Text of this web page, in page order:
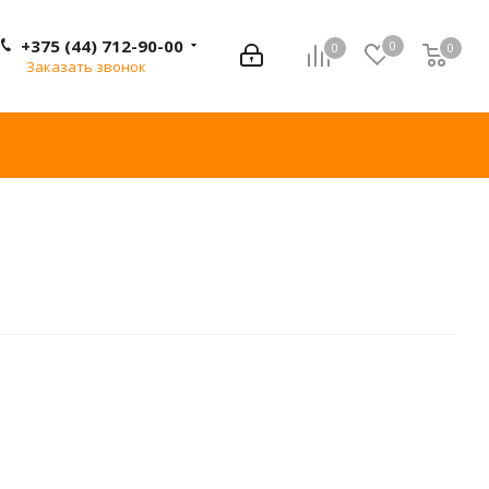
0 0 0
0
+375 (44) 712-90-00
Заказать звонок